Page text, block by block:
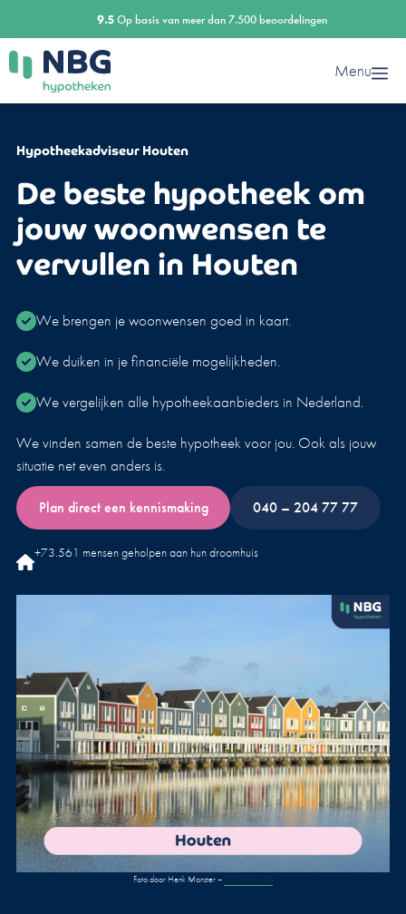
naar
de
inhoud
9.5Op basis van meer dan 7.500 beoordelingen
Menu
Hypotheekadviseur Houten
De beste hypotheek om
jouw woonwensen te
vervullen in Houten
We brengen je woonwensen goed in kaart.
We duiken in je financiële mogelijkheden.
We vergelijken alle hypotheekaanbieders in Nederland.
We vinden samen de beste hypotheek voor jou. Ook als jouw
situatie net even anders is.
Plan direct een kennismaking 040 – 204 77 77
+73.561 mensen geholpen aan hun droomhuis
Foto door Henk Monster – CC BY-SA 3.0